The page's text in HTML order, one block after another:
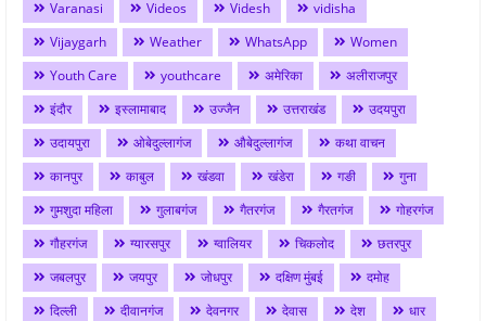
Varanasi
Videos Videsh
vidisha
Vijaygarh
Weather WhatsApp
Women
Youth Care
youthcare अमेरिका
अलीराजपुर
इंदौर
इस्लामाबाद उज्जैन उत्तराखंड
उदयपुरा
उदायपुरा
ओबेदुल्लागंज औबेदुल्लागंज
कथा वाचन
कानपुर
काबुल खंडवा खंडेरा गङी
गुना
गुमशुदा महिला
गुलाबगंज गैतरगंज गैरतगंज
गोहरगंज
गौहरगंज
ग्यारसपुर ग्वालियर चिकलोद
छतरपुर
जबलपुर
जयपुर जोधपुर दक्षिण मुंबई
दमोह
दिल्ली
दीवानगंज देवनगर देवास देश
धार